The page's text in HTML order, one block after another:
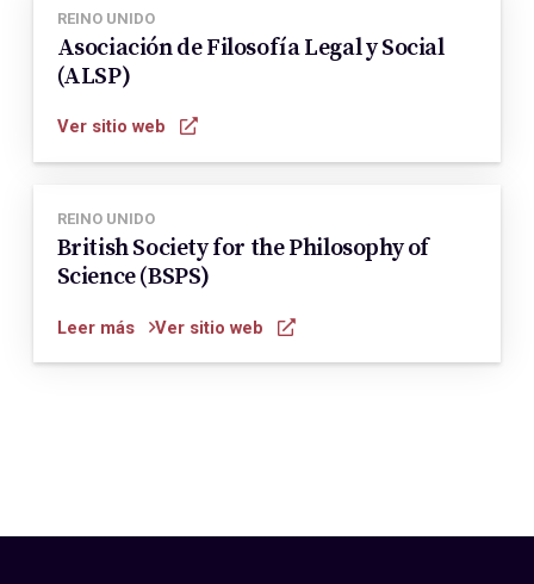
REINO UNIDO
Asociación de Filosofía Legal y Social
(ALSP)
Ver sitio web
REINO UNIDO
British Society for the Philosophy of
Science (BSPS)
Leer más Ver sitio web